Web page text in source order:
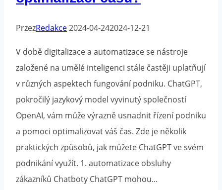
PrzezRedakce2024-04-242024-12-21
V době digitalizace a automatizace se nástroje
založené na umělé inteligenci stále častěji uplatňují
v různých aspektech fungování podniku. ChatGPT,
pokročilý jazykový model vyvinutý společností
OpenAI, vám může výrazně usnadnit řízení podniku
a pomoci optimalizovat váš čas. Zde je několik
praktických způsobů, jak můžete ChatGPT ve svém
podnikání využít. 1. automatizace obsluhy
zákazníků Chatboty ChatGPT mohou...